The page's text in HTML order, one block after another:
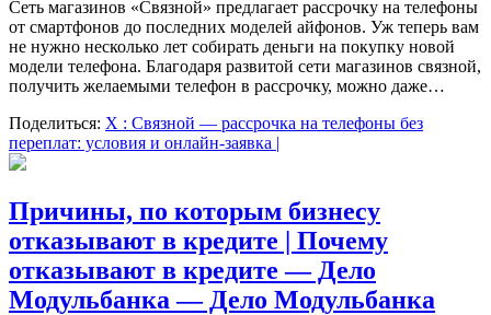
Сеть магазинов «Связной» предлагает рассрочку на телефоны
от смартфонов до последних моделей айфонов. Уж теперь вам
не нужно несколько лет собирать деньги на покупку новой
модели телефона. Благодаря развитой сети магазинов связной,
получить желаемыми телефон в рассрочку, можно даже…
Поделиться: X : Связной — рассрочка на телефоны без
переплат: условия и онлайн-заявка |
Причины, по которым бизнесу
отказывают в кредите | Почему
отказывают в кредите — Дело
Модульбанка — Дело Модульбанка